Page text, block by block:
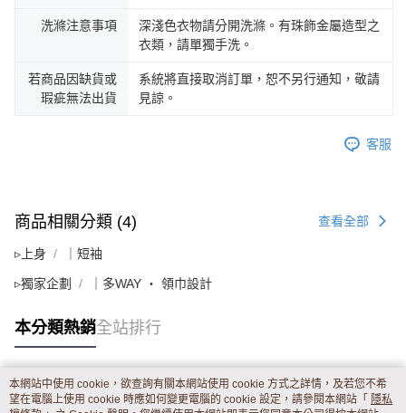
洗滌注意事項
深淺色衣物請分開洗滌。有珠飾金屬造型之
衣類，請單獨手洗。
若商品因缺貨或
瑕疵無法出貨
系統將直接取消訂單，恕不另行通知，敬請
見諒。
客服
商品相關分類 (4) 查看全部
▹上身 ｜短袖
▹獨家企劃 ｜多WAY ‧ 領巾設計
本分類熱銷全站排行
熱門標籤
本網站中使用 cookie，欲查詢有關本網站使用 cookie 方式之詳情，及若您不希
望在電腦上使用 cookie 時應如何變更電腦的 cookie 設定，請參閱本網站「 隱私